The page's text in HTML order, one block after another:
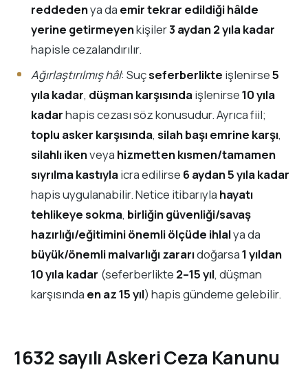
reddedenya da emir tekrar edildiği hâlde
yerine getirmeyenkişiler3 aydan 2 yıla kadar
hapisle cezalandırılır.
Ağırlaştırılmış hâl: Suçseferberlikte işlenirse5
yıla kadar, düşman karşısındaişlenirse10 yıla
kadarhapis cezası söz konusudur. Ayrıca fiil;
toplu asker karşısında, silah başı emrine karşı,
silahlı ikenveya hizmetten kısmen/tamamen
sıyrılma kastıylaicra edilirse 6 aydan 5 yıla kadar
hapis uygulanabilir. Netice itibarıyla hayatı
tehlikeye sokma, birliğin güvenliği/savaş
hazırlığı/eğitimini önemli ölçüde ihlalya da
büyük/önemli malvarlığı zararıdoğarsa1 yıldan
10 yıla kadar (seferberlikte 2–15 yıl, düşman
karşısında en az 15 yıl) hapis gündeme gelebilir.
1632 sayılı Askeri Ceza Kanunu